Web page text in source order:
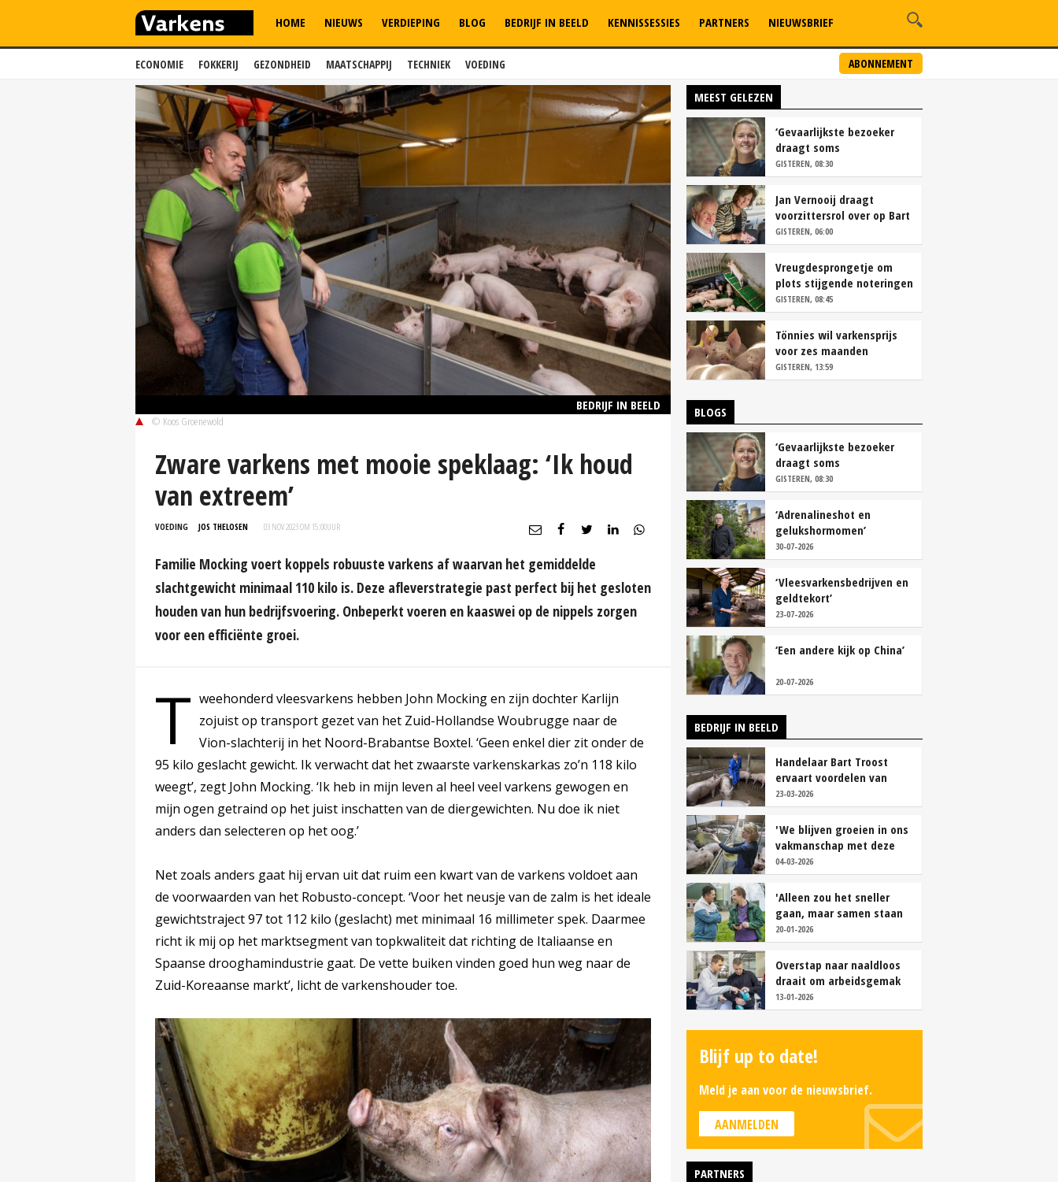
ECONOMIE FOKKERIJ GEZONDHEID MAATSCHAPPIJ TECHNIEK VOEDING ABONNEMENT
HOME NIEUWS VERDIEPING BLOG BEDRIJF IN BEELD KENNISSESSIES PARTNERS NIEUWSBRIEF
BEDRIJF IN BEELD
© Koos Groenewold
Zware varkens met mooie speklaag: ‘Ik houd
van extreem’
VOEDING JOS THELOSEN 03 NOV 2023 OM 15:00UUR
Familie Mocking voert koppels robuuste varkens af waarvan het gemiddelde
slachtgewicht minimaal 110 kilo is. Deze afleverstrategie past perfect bij het gesloten
houden van hun bedrijfsvoering. Onbeperkt voeren en kaaswei op de nippels zorgen
voor een efficiënte groei.
T weehonderd vleesvarkens hebben John Mocking en zijn dochter Karlijn
zojuist op transport gezet van het Zuid-Hollandse Woubrugge naar de
Vion-slachterij in het Noord-Brabantse Boxtel. ‘Geen enkel dier zit onder de
95 kilo geslacht gewicht. Ik verwacht dat het zwaarste varkenskarkas zo’n 118 kilo
weegt’, zegt John Mocking. ‘Ik heb in mijn leven al heel veel varkens gewogen en
mijn ogen getraind op het juist inschatten van de diergewichten. Nu doe ik niet
anders dan selecteren op het oog.’
Net zoals anders gaat hij ervan uit dat ruim een kwart van de varkens voldoet aan
de voorwaarden van het Robusto-concept. ‘Voor het neusje van de zalm is het ideale
gewichtstraject 97 tot 112 kilo (geslacht) met minimaal 16 millimeter spek. Daarmee
richt ik mij op het marktsegment van topkwaliteit dat richting de Italiaanse en
Spaanse drooghamindustrie gaat. De vette buiken vinden goed hun weg naar de
Zuid-Koreaanse markt’, licht de varkenshouder toe.
MEEST GELEZEN
‘Gevaarlijkste bezoeker
draagt soms
overschoenen’
GISTEREN, 08:30
Jan Vernooij draagt
voorzittersrol over op Bart
Camps
GISTEREN, 06:00
Vreugdesprongetje om
plots stijgende noteringen
GISTEREN, 08:45
Tönnies wil varkensprijs
voor zes maanden
vastleggen
GISTEREN, 13:59
BLOGS
‘Gevaarlijkste bezoeker
draagt soms
overschoenen’
GISTEREN, 08:30
‘Adrenalineshot en
gelukshormomen’
30-07-2026
‘Vleesvarkensbedrijven en
geldtekort’
23-07-2026
‘Een andere kijk op China’
20-07-2026
BEDRIJF IN BEELD
Handelaar Bart Troost
ervaart voordelen van
coöperatieve voerfusie
23-03-2026
'We blijven groeien in ons
vakmanschap met deze
teamaanpak'
04-03-2026
'Alleen zou het sneller
gaan, maar samen staan
we stukken sterker'
20-01-2026
Overstap naar naaldloos
draait om arbeidsgemak
en diervriendelijkheid
13-01-2026
Blijf up to date!
Meld je aan voor de nieuwsbrief.
AANMELDEN
PARTNERS